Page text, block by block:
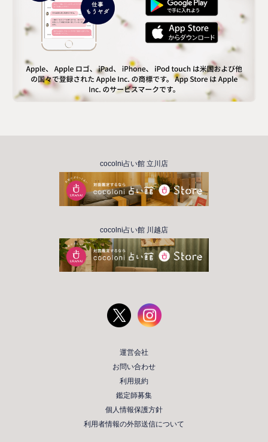
cocolni占い館 立川店
cocolni占い館 川越店
運営会社
お問い合わせ
利用規約
鑑定師募集
個人情報保護方針
利用者情報の外部送信について